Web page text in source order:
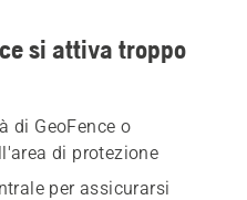
si attiva troppo
di GeoFence o
di protezione
per assicurarsi